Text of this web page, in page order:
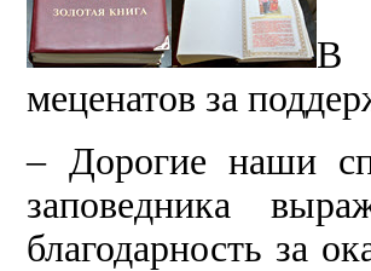
В
меценатов за
– Дорогие наши
заповедника
благодарность за